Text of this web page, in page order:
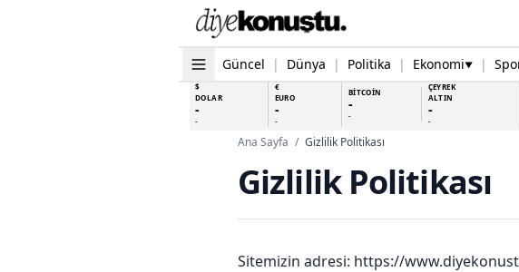
Güncel | Dünya | Politika | Ekonomi▼ |
$
DOLAR
-
-
€
EURO
-
-
BİTCOİN
-
-
ÇEYREK
ALTIN
-
-
Ana Sayfa / Gizlilik Politikası
Gizlilik Politikası
Sitemizin adresi: https://